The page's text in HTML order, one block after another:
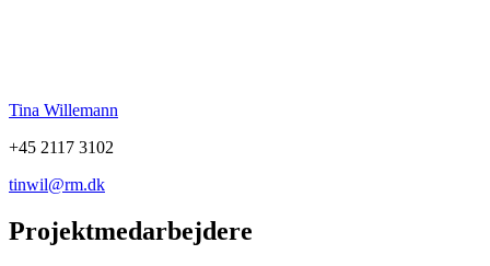
Tina Willemann
+45 2117 3102
tinwil@rm.dk
Projektmedarbejdere